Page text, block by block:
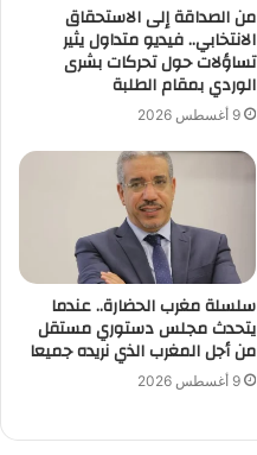
من الصداقة إلى الاستحقاق
الانتخابي.. فيديو متداول يثير
تساؤلات حول تحركات بشرى
الوردي بمقام الطلبة
9 أغسطس 2026
سلسلة مغرب الحضارة.. عندما
يتحدث مجلس دستوري مستقل
من أجل المغرب الذي نريده جميعا
9 أغسطس 2026